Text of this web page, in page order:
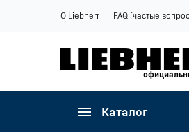
О Liebherr FAQ (частые
Каталог